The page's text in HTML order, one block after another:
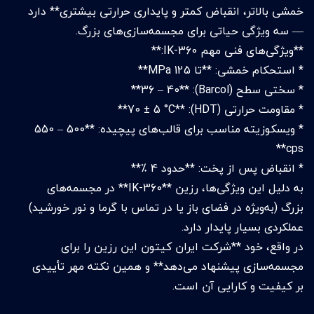
خمشی بالاتر، انقباض کمتر و پایداری حرارتی بیشتری** دارد
— سه ویژگی حیاتی برای مجسمه‌سازی‌های بزرگ.
**ویژگی‌های فنی مهم IK-360:**
* استحکام خمشی: **تا 125 MPa**
* سختی سطح (Barcol): **36 – 40**
* مقاومت حرارتی (HDT): **70 ± 5 °C**
* ویسکوزیته مناسب برای قالب‌های پیچیده: **500 – 550
cps**
* انقباض پس از پخت: **حدود 4 ٪**
به دلیل این ویژگی‌ها، رزین **IK-360** در مجسمه‌های
بزرگ (به‌ویژه در فضای باز یا در تماس با گرما و نور خورشید)
عملکردی بسیار پایدار دارد.
در واقع، خود **شرکت ایران کیتون این رزین را برای
مجسمه‌سازی پیشنهاد می‌دهد** و همین نکته مهر تأییدی
بر کیفیت و کارایی آن است.